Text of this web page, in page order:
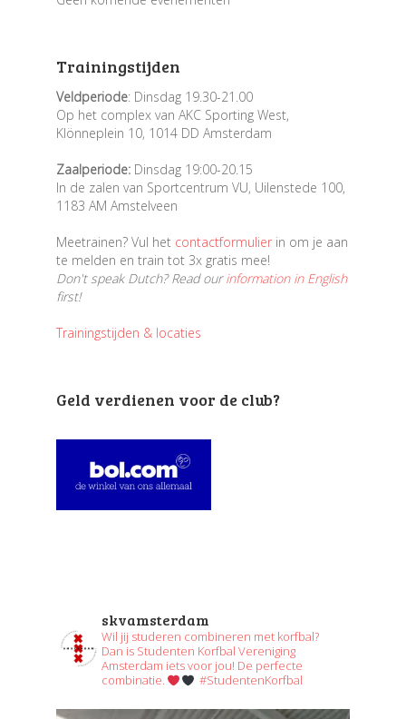
Trainingstijden
Veldperiode: Dinsdag 19.30-21.00
Op het complex van AKC Sporting West,
Klönneplein 10, 1014 DD Amsterdam
Zaalperiode:Dinsdag 19:00-20.15
In de zalen van Sportcentrum VU, Uilenstede 100,
1183 AM Amstelveen
Meetrainen? Vul het contactformulierin om je aan
te melden en train tot 3x gratis mee!
Don't speak Dutch? Read ourinformation in English
first!
Trainingstijden & locaties
Geld verdienen voor de club?
skvamsterdam
Wil jij studeren combineren met korfbal?
Dan is Studenten Korfbal Vereniging
Amsterdam iets voor jou! De perfecte
combinatie.
#StudentenKorfbal